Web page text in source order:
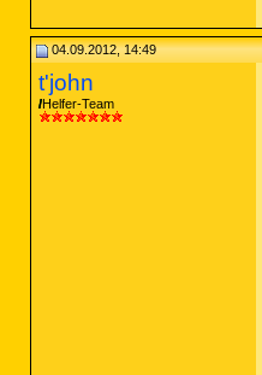
04.09.2012, 14:49
t'john
Helfer-Team